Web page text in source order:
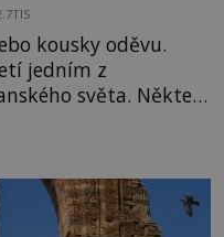
kousky oděvu.
jedním z
světa. Některé
jiné provází
Jejich osudy
hodnotu. Nejsou